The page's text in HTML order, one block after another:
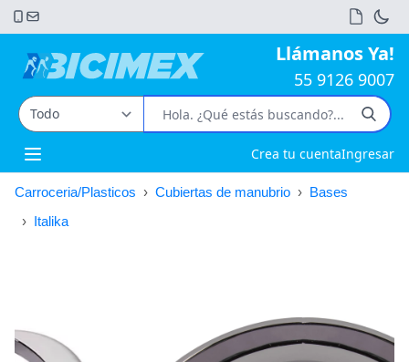
Llámanos Ya!
55 9126 9007
Open main menu Crea tu cuentaIngresar
Carroceria/Plasticos › Cubiertas de manubrio › Bases
› Italika